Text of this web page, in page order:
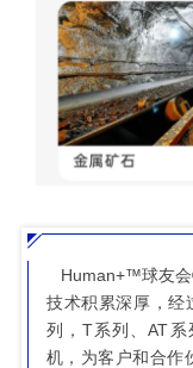
Human+™球友
技术积累深厚，经
列，T系列、AT
机，为客户和合作